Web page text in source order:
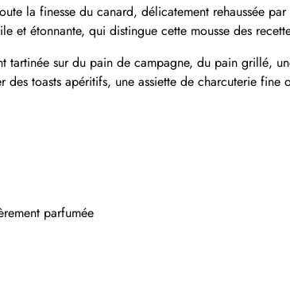
la finesse du canard, délicatement rehaussée
et étonnante, qui distingue cette mousse des
tartinée sur du pain de campagne, du pain grillé,
toasts apéritifs, une assiette de charcuterie fine
parfumée